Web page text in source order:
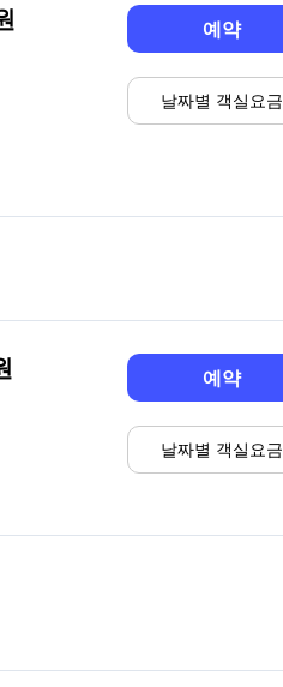
예약
날짜별 객실요금
예약
날짜별 객실요금